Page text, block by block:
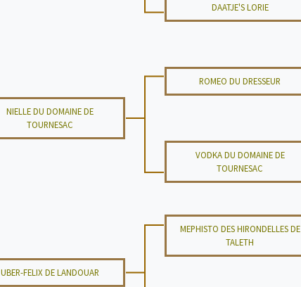
DAATJE'S LORIE
ROMEO DU DRESSEUR
NIELLE DU DOMAINE DE
TOURNESAC
VODKA DU DOMAINE DE
TOURNESAC
MEPHISTO DES HIRONDELLES DE
TALETH
UBER-FELIX DE LANDOUAR